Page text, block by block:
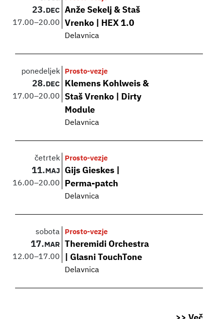
23. DEC
17.00–20.00
Anže Sekelj & Staš
Vrenko | HEX 1.0
Delavnica
ponedeljek
28. DEC
17.00–20.00
Prosto-vezje
Klemens Kohlweis &
Staš Vrenko | Dirty
Module
Delavnica
četrtek
11. MAJ
16.00–20.00
Prosto-vezje
Gijs Gieskes |
Perma-patch
Delavnica
sobota
17. MAR
12.00–17.00
Prosto-vezje
Theremidi Orchestra
| Glasni TouchTone
Delavnica